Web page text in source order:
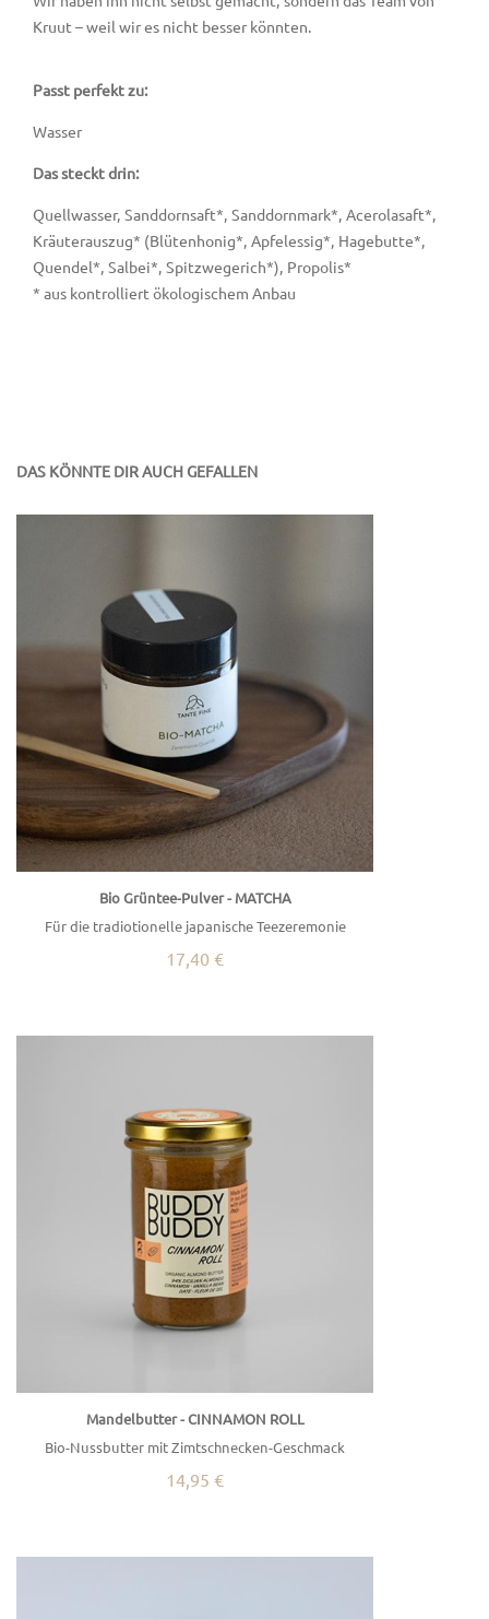
Kruut – weil wir es nicht besser könnten.
Passt perfekt zu:
Wasser
Das steckt drin:
Quellwasser, Sanddornsaft*, Sanddornmark*, Acerolasaft*,
Kräuterauszug* (Blütenhonig*, Apfelessig*, Hagebutte*,
Quendel*, Salbei*, Spitzwegerich*), Propolis*
* aus kontrolliert ökologischem Anbau
DAS KÖNNTE DIR AUCH GEFALLEN
Bio Grüntee-Pulver - MATCHA
Für die tradiotionelle japanische Teezeremonie
17,40 €
Mandelbutter - CINNAMON ROLL
Bio-Nussbutter mit Zimtschnecken-Geschmack
14,95 €